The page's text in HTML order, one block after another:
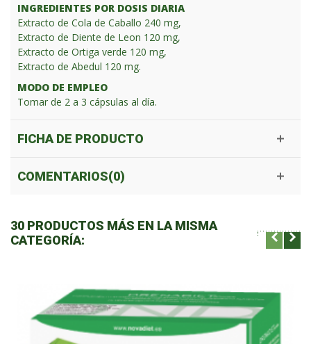
INGREDIENTES POR DOSIS DIARIA
Extracto de Cola de Caballo 240 mg,
Extracto de Diente de Leon 120 mg,
Extracto de Ortiga verde 120 mg,
Extracto de Abedul 120 mg.
MODO DE EMPLEO
Tomar de 2 a 3 cápsulas al día.
FICHA DE PRODUCTO
COMENTARIOS(0)
30 PRODUCTOS MÁS EN LA MISMA
CATEGORÍA: